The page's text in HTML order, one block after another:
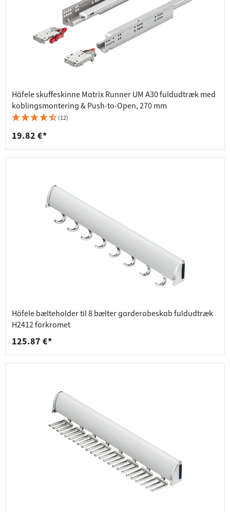
Häfele skuffeskinne Matrix Runner UM A30 fuldudtræk med
koblingsmontering & Push-to-Open, 270 mm
(12)
19.82 €*
Häfele bælteholder til 8 bælter garderobeskab fuldudtræk
H2412 forkromet
125.87 €*